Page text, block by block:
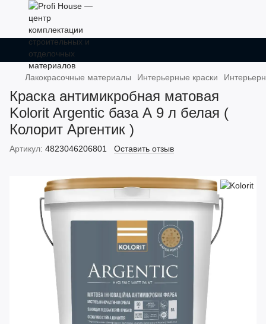
Лакокрасочные материалы Интерьерные краски
Краска антимикробная матовая
Kolorit Argentic база А 9 л белая (
Колорит Аргентик )
Артикул: 4823046206801 Оставить отзыв